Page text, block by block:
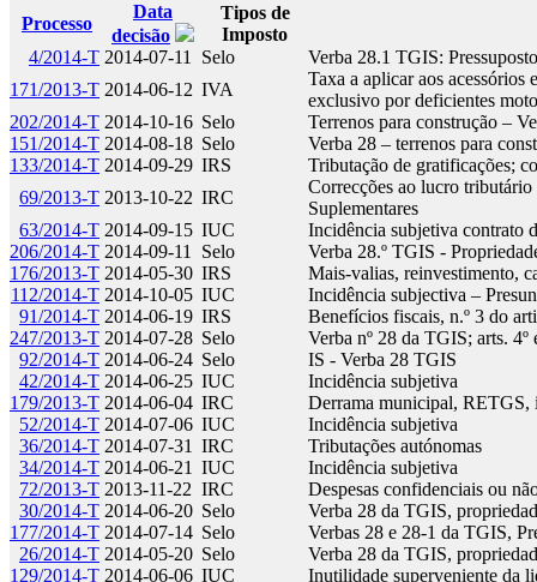
Processo
Data
decisão
Tipos de
Imposto
4/2014-T 2014-07-11 Selo
Verba 28.1 TGIS:
171/2013-T 2014-06-12 IVA
Taxa a aplicar aos acessórios
exclusivo por deficientes
202/2014-T 2014-10-16 Selo
Terrenos para construção –
151/2014-T 2014-08-18 Selo
Verba 28 – terrenos para
133/2014-T 2014-09-29 IRS
Tributação de gratificações;
69/2013-T 2013-10-22 IRC
Correcções ao lucro tributário
Suplementares
63/2014-T 2014-09-15 IUC
Incidência subjetiva contrato
206/2014-T 2014-09-11 Selo
Verba 28.º TGIS -
176/2013-T 2014-05-30 IRS
Mais-valias, reinvestimento,
112/2014-T 2014-10-05 IUC
Incidência subjectiva –
91/2014-T 2014-06-19 IRS
Benefícios fiscais, n.º 3 do
247/2013-T 2014-07-28 Selo
Verba nº 28 da TGIS; arts.
92/2014-T 2014-06-24 Selo
IS - Verba 28 TGIS
42/2014-T 2014-06-25 IUC
Incidência subjetiva
179/2013-T 2014-06-04 IRC
Derrama municipal,
52/2014-T 2014-07-06 IUC
Incidência subjetiva
36/2014-T 2014-07-31 IRC
Tributações autónomas
34/2014-T 2014-06-21 IUC
Incidência subjetiva
72/2013-T 2013-11-22 IRC
Despesas confidenciais ou
30/2014-T 2014-06-20 Selo
Verba 28 da TGIS,
177/2014-T 2014-07-14 Selo
Verbas 28 e 28-1 da TGIS,
26/2014-T 2014-05-20 Selo
Verba 28 da TGIS,
129/2014-T 2014-06-06 IUC
Inutilidade superveniente da